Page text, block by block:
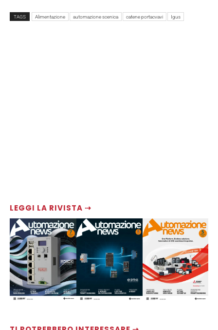
LEGGI LA RIVISTA ⇢
TAGS Alimentazione automazione scenica catene portacvavi Igus